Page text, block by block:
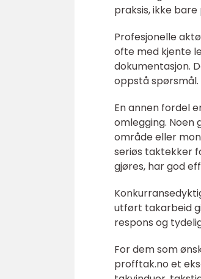
praksis, ikke
Profesjonelle
ofte med kjente
dokumentasjon.
oppstå spørsmål.
En annen fordel
omlegging. Noen
område eller
seriøs taktekker
gjøres, har god
utført takarbeid
respons og
For dem som
profftak.no et